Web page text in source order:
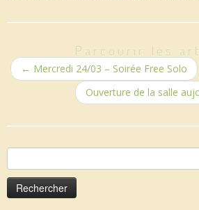
Parcourir les
← Mercredi 24/03 – Soirée Free Solo
Ouverture de la salle
Rechercher :